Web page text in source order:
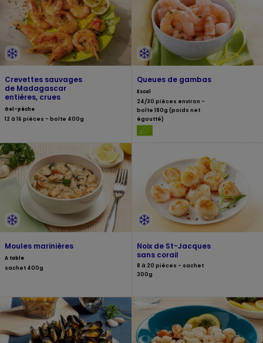
Crevettes sauvages
de Madagascar
entières, crues
Gel-pêche
12 à 16 pièces - boîte 400g
Queues de gambas
Escal
24/30 pièces environ -
boîte 180g (poids net
égoutté)
Moules marinières
A table
sachet 400g
Noix de St-Jacques
sans corail
8 à 20 pièces - sachet
300g